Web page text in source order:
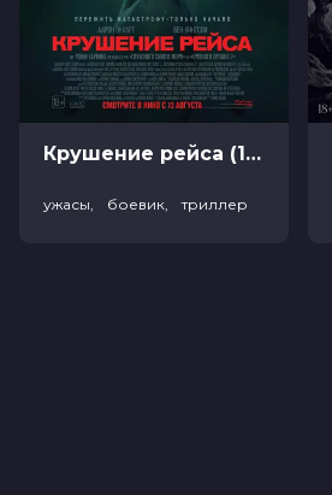
Крушение рейса (18+)
ужасы, боевик, триллер